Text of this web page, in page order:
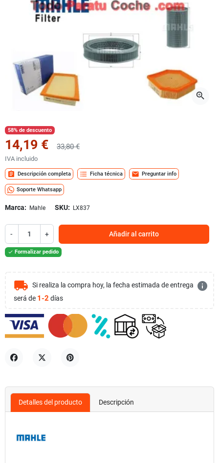
zoom_in
58% de descuento
14,19 € 33,80 €
IVA incluido
assignment Descripción completa format_list_bulleted Ficha técnica mail Preguntar info
Soporte Whatsapp
Marca: Mahle SKU: LX837
- + Añadir al carrito
 Formalizar pedido
local_shipping Si realiza la compra hoy, la fecha estimada de entrega
será de 1-2 días
info
Detalles del producto Descripción